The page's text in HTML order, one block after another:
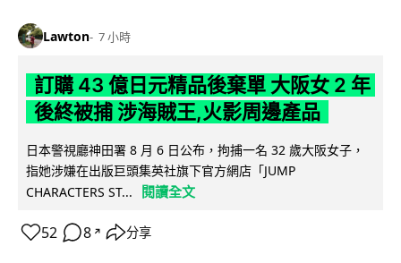
Lawton 7 小時
訂購 43 億日元精品後棄單 大阪女 2 年
後終被捕 涉海賊王,火影周邊產品
日本警視廳神田署 8 月 6 日公布，拘捕一名 32 歲大阪女子，
指她涉嫌在出版巨頭集英社旗下官方網店「JUMP
CHARACTERS ST...
閱讀全文
52 8 ↗ 分享